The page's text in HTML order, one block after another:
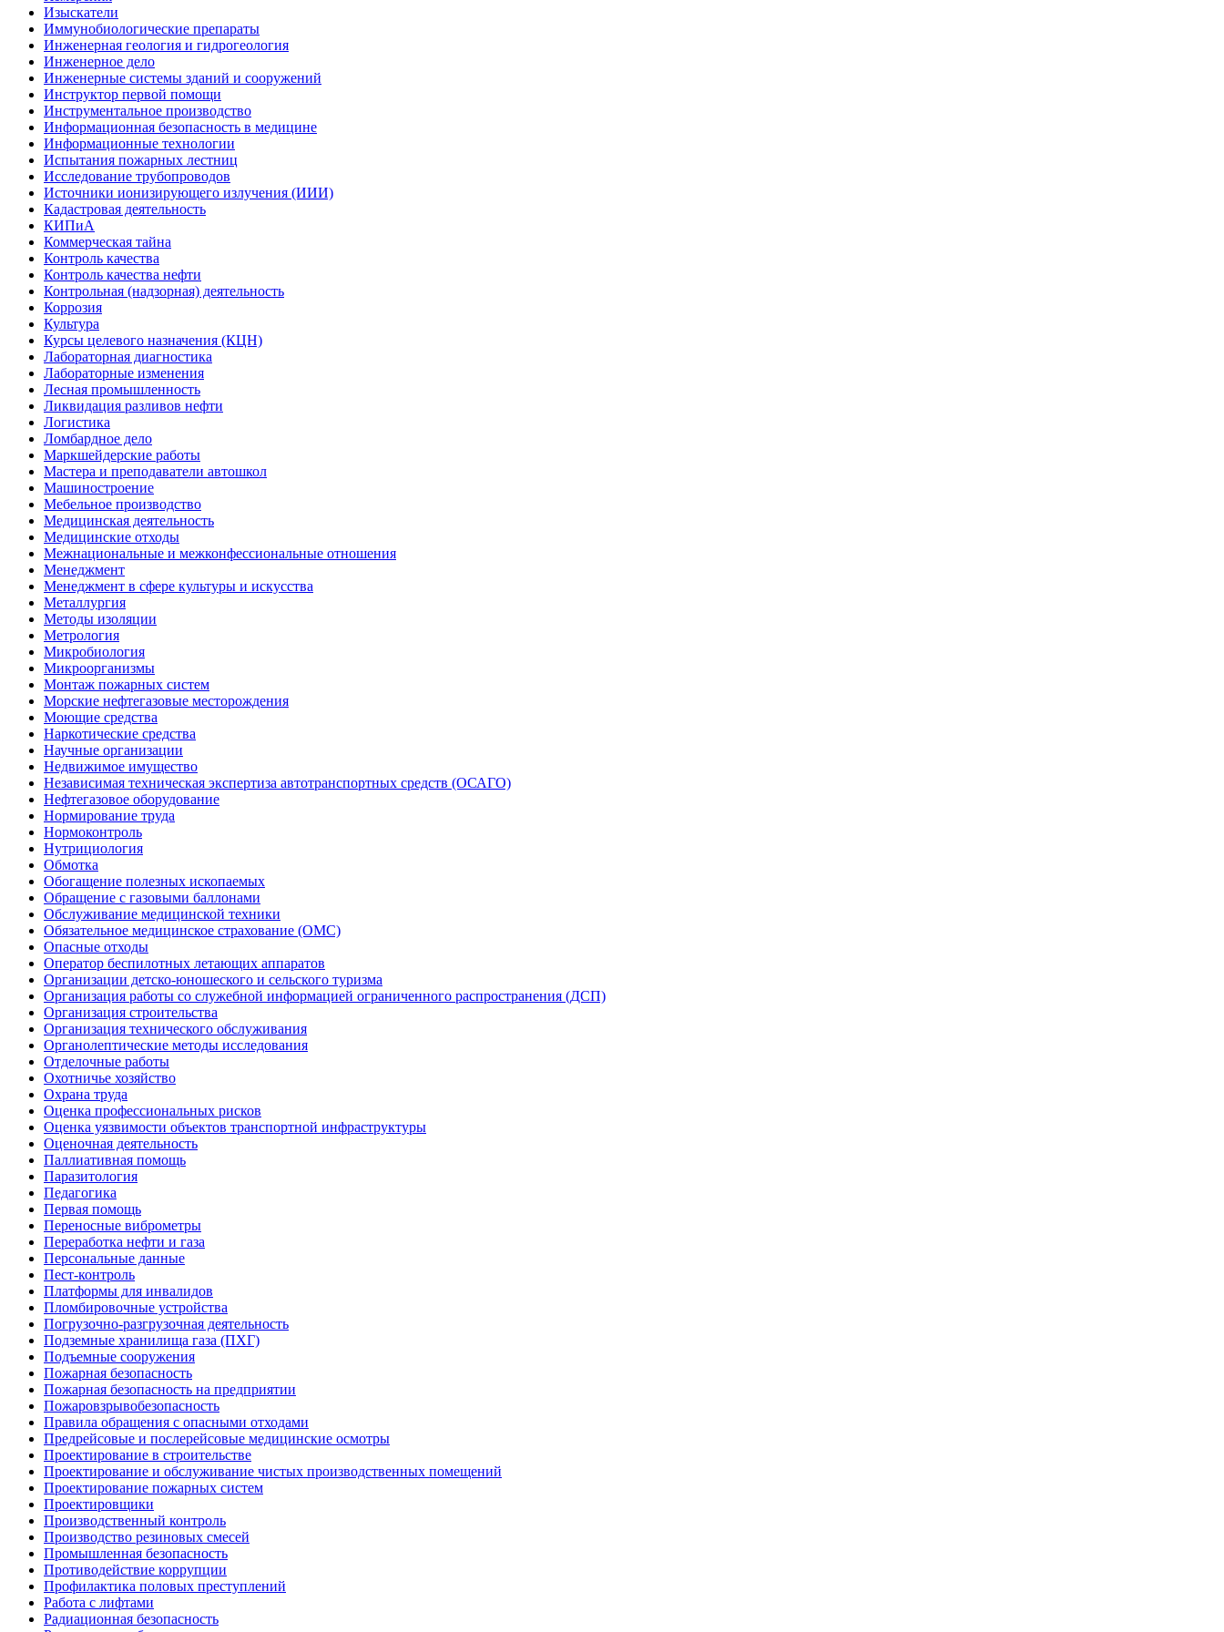
Изыскатели
Иммунобиологические препараты
Инженерная геология и гидрогеология
Инженерное дело
Инженерные системы зданий и сооружений
Инструктор первой помощи
Инструментальное производство
Информационная безопасность в медицине
Информационные технологии
Испытания пожарных лестниц
Исследование трубопроводов
Источники ионизирующего излучения (ИИИ)
Кадастровая деятельность
КИПиА
Коммерческая тайна
Контроль качества
Контроль качества нефти
Контрольная (надзорная) деятельность
Коррозия
Культура
Курсы целевого назначения (КЦН)
Лабораторная диагностика
Лабораторные изменения
Лесная промышленность
Ликвидация разливов нефти
Логистика
Ломбардное дело
Маркшейдерские работы
Мастера и преподаватели автошкол
Машиностроение
Мебельное производство
Медицинская деятельность
Медицинские отходы
Межнациональные и межконфессиональные отношения
Менеджмент
Менеджмент в сфере культуры и искусства
Металлургия
Методы изоляции
Метрология
Микробиология
Микроорганизмы
Монтаж пожарных систем
Морские нефтегазовые месторождения
Моющие средства
Наркотические средства
Научные организации
Недвижимое имущество
Независимая техническая экспертиза автотранспортных средств (ОСАГО)
Нефтегазовое оборудование
Нормирование труда
Нормоконтроль
Нутрициология
Обмотка
Обогащение полезных ископаемых
Обращение с газовыми баллонами
Обслуживание медицинской техники
Обязательное медицинское страхование (ОМС)
Опасные отходы
Оператор беспилотных летающих аппаратов
Организации детско-юношеского и сельского туризма
Организация работы со служебной информацией ограниченного распространения (ДСП)
Организация строительства
Организация технического обслуживания
Органолептические методы исследования
Отделочные работы
Охотничье хозяйство
Охрана труда
Оценка профессиональных рисков
Оценка уязвимости объектов транспортной инфраструктуры
Оценочная деятельность
Паллиативная помощь
Паразитология
Педагогика
Первая помощь
Переносные виброметры
Переработка нефти и газа
Персональные данные
Пест-контроль
Платформы для инвалидов
Пломбировочные устройства
Погрузочно-разгрузочная деятельность
Подземные хранилища газа (ПХГ)
Подъемные сооружения
Пожарная безопасность
Пожарная безопасность на предприятии
Пожаровзрывобезопасность
Правила обращения с опасными отходами
Предрейсовые и послерейсовые медицинские осмотры
Проектирование в строительстве
Проектирование и обслуживание чистых производственных помещений
Проектирование пожарных систем
Проектировщики
Производственный контроль
Производство резиновых смесей
Промышленная безопасность
Противодействие коррупции
Профилактика половых преступлений
Работа с лифтами
Радиационная безопасность